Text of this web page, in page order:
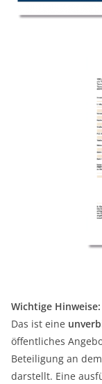
Wichtige Hinweise:
Das ist eine
öffentliches
Beteiligung an
darstellt. Eine